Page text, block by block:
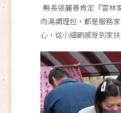
縣長張麗善肯定『雲林
肉湯調理包，都是服務
心，從小細節感受到家